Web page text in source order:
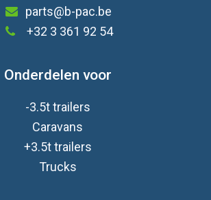
parts@b-pac.be
+32 3 361 92 54
Onderdelen voor
-3.5t trailers
Caravans
+3.5t trailers
Trucks